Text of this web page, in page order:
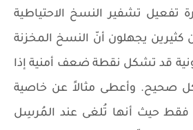
تشفير النسخ الاحتياطية
كثيرين يجهلون أنّ النسخ المخزنة
قد تشكل نقطة ضعف أمنية إذا
صحيح. وأعطى مثالاً عن خاصية
فقط حيث أنها تُلغى عند المُرسِل